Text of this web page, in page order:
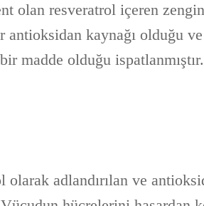
olan resveratrol içeren
antioksidan kaynağı olduğu
madde olduğu ispatlanmıştır.
olarak adlandırılan ve